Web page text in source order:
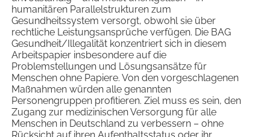
humanitären Parallelstrukturen zum
Gesundheitssystem versorgt, obwohl sie über
rechtliche Leistungsansprüche verfügen. Die BAG
Gesundheit/Illegalität konzentriert sich in diesem
Arbeitspapier insbesondere auf die
Problemstellungen und Lösungsansätze für
Menschen ohne Papiere. Von den vorgeschlagenen
Maßnahmen würden alle genannten
Personengruppen profitieren. Ziel muss es sein, den
Zugang zur medizinischen Versorgung für alle
Menschen in Deutschland zu verbessern – ohne